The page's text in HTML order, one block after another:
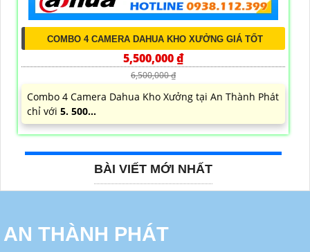
COMBO 4 CAMERA DAHUA KHO XƯỞNG GIÁ TỐT
5,500,000 ₫
6,500,000 ₫
Combo 4 Camera Dahua Kho Xưởng tại An Thành Phát
chỉ với 5. 500...
BÀI VIẾT MỚI NHẤT
AN THÀNH PHÁT